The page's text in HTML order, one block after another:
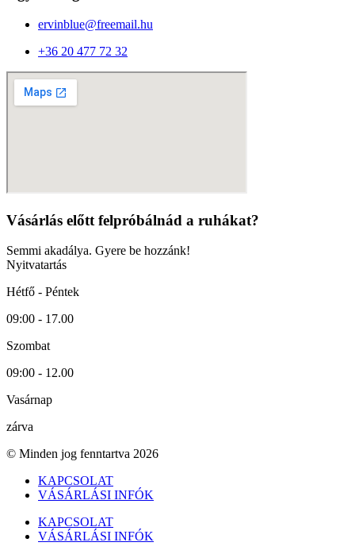
ervinblue@freemail.hu
+36 20 477 72 32
Vásárlás előtt felpróbálnád a ruhákat?
Semmi akadálya. Gyere be hozzánk!
Nyitvatartás
Hétfő - Péntek
09:00 - 17.00
Szombat
09:00 - 12.00
Vasárnap
zárva
© Minden jog fenntartva 2026
KAPCSOLAT
VÁSÁRLÁSI INFÓK
KAPCSOLAT
VÁSÁRLÁSI INFÓK